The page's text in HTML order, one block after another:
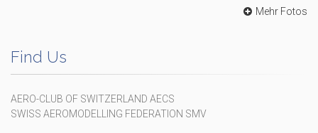
Mehr Fotos
Find Us
AERO-CLUB OF SWITZERLAND AECS
SWISS AEROMODELLING FEDERATION SMV